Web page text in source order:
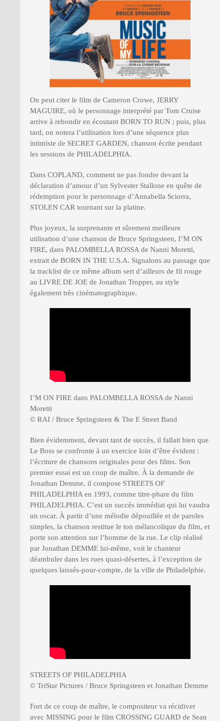
On peut citer le film de Cameron Crowe, JERRY
MAGUIRE, où le personnage interprété par Tom Cruise
arrive à rebondir en écoutant BORN TO RUN ; puis, plus
tard, on notera l’utilisation lors d’une séquence plus
intimiste de SECRET GARDEN, chanson écrite pendant
les sessions de PHILADELPHIA.
Dans COPLAND, comment ne pas fondre devant la
déclaration d’amour d’un Sylvester Stallone en quête de
rédemption pour le personnage d’Annabella Sciorra,
STOLEN CAR tournant sur la platine.
Plus joyeux, la surprenante et sûrement meilleure
utilisation d’une chanson de Bruce Springsteen, I’M ON
FIRE, dans PALOMBELLA ROSSA de Nanni Moretti,
extrait de BORN IN THE U.S.A. Signalons au passage que
la tracklist de ce même album sert d’ailleurs de fil rouge
au LIVRE DE JOE de Jonathan Tropper, au style
également très cinématographique.
I’M ON FIRE dans PALOMBELLA ROSSA de Nanni
Moretti
© RAI / Bruce Springsteen & The E Street Band
Bien évidemment, devant tant de succès, il fallait bien que
Le Boss se confronte à un exercice loin d’être évident :
l’écriture de chansons originales pour des films. Son
premier essai est un coup de maître. À la demande de
Jonathan Demme, il compose STREETS OF
PHILADELPHIA en 1993, comme titre-phare du film
PHILADELPHIA. C’est un succès immédiat qui lui vaudra
un oscar. À partir d’une mélodie dépouillée et de paroles
simples, la chanson restitue le ton mélancolique du film, et
porte son attention sur l’homme de la rue. Le clip réalisé
par Jonathan DEMME lui-même, voit le chanteur
déambuler dans les rues quasi-désertes, à l’exception de
quelques laissés-pour-compte, de la ville de Philadelphie.
STREETS OF PHILADELPHIA
© TriStar Pictures / Bruce Springsteen et Jonathan Demme
Fort de ce coup de maître, le compositeur va récidiver
avec MISSING pour le film CROSSING GUARD de Sean